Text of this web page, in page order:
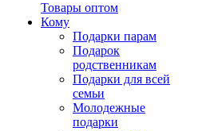
Товары оптом
Кому
Подарки парам
Подарок
родственникам
Подарки для всей
семьи
Молодежные
подарки